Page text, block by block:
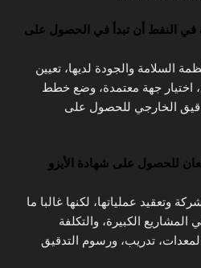
النفط أن تبدأ في الحصول على
السلامة والجودة لديها، تعيين
اختيار جهة معتمدة، وضع خطط
الخارجي للحصول على
للحصول على شهادة الأيزو
وتعقيد عملياتها، لكنها غالبا ما
إلى 12 شهرا في المشاريع الكبيرة، والتكلفة
تدريب، ورسوم التدقيق